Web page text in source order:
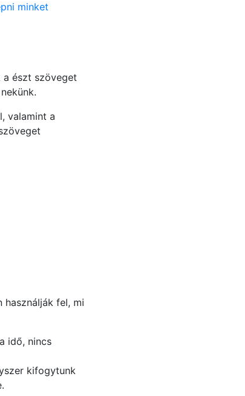
minket
észt szöveget
valamint a
használják fel, mi
idő, nincs
kifogytunk